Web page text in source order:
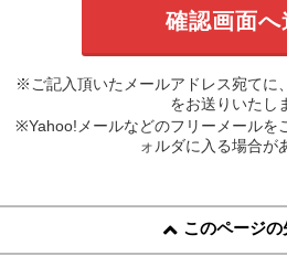
※ご記入頂いたメールアドレス宛てに
をお送りいたし
※Yahoo!メールなどのフリーメールを
ォルダに入る場合が
このページの